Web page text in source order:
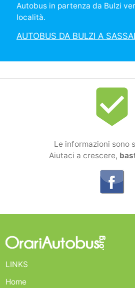
Autobus in partenza da Bulzi
località.
AUTOBUS DA BULZI A
beenhere
Le informazioni sono
Aiutaci a crescere,
LINKS
Home